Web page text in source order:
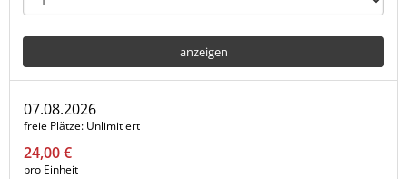
anzeigen
07.08.2026
freie Plätze Unlimitiert
24,00 €
pro Einheit